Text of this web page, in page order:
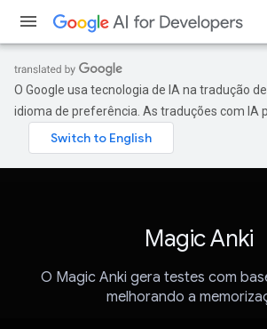
O Google usa tecnologia de IA na tradução
idioma de preferência. As traduções com IA
Magic Anki
O Magic Anki gera testes com
melhorando a